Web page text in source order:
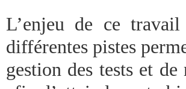
L’enjeu de ce
différentes pistes
gestion des tests et